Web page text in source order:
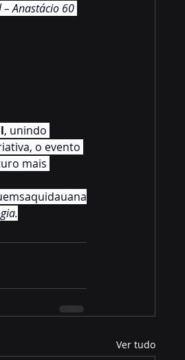
– Anastácio 60
, unindo
o evento
mais
Ver tudo